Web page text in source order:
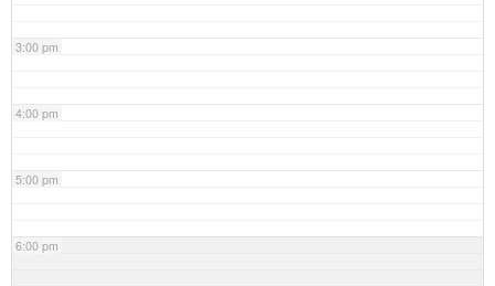
3:00 pm
4:00 pm
5:00 pm
6:00 pm